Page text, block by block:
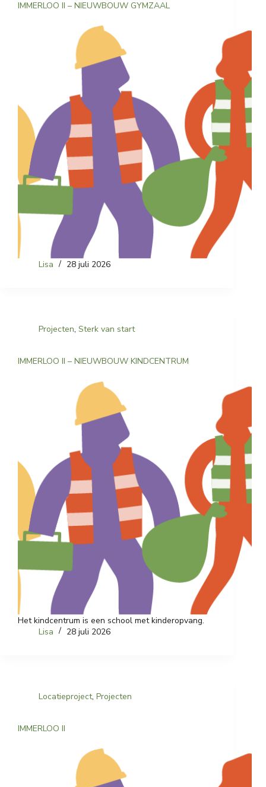
IMMERLOO II – NIEUWBOUW GYMZAAL
Lisa 28 juli 2026
Projecten, Sterk van start
IMMERLOO II – NIEUWBOUW KINDCENTRUM
Het kindcentrum is een school met kinderopvang.
Lisa
28 juli 2026
Locatieproject, Projecten
IMMERLOO II